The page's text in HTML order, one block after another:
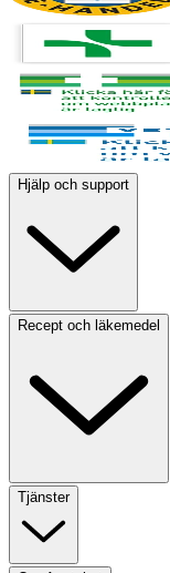
Hjälp och support
Recept och läkemedel
Tjänster